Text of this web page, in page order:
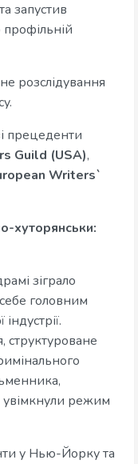
запустив
розслідування
прецеденти
Guild (USA),
Writers`
хуторянськи:
зіграло
головним
увімкнули режим
у Нью-Йорку та